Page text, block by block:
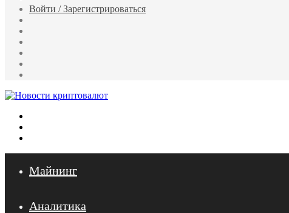
статья
Войти / Зарегистрироваться
Майнинг
Аналитика